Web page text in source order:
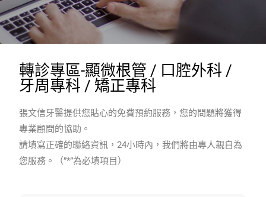
轉診專區-顯微根管 / 口腔外科 /
牙周專科​ / 矯正專科
張文信牙醫提供您貼心的免費預約服務，您的問題將獲得
專業顧問的協助。
請填寫正確的聯絡資訊，24小時內，我們將由專人親自為
您服務。（”*”為必填項目）